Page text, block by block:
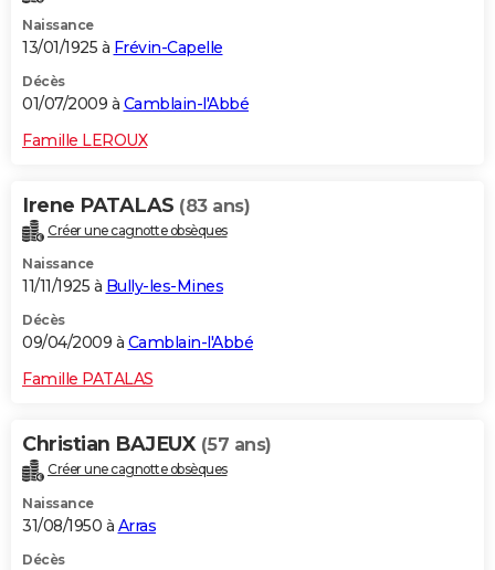
Naissance
13/01/1925 à Frévin-Capelle
Décès
01/07/2009 à Camblain-l'Abbé
Famille LEROUX
Irene PATALAS (83 ans)
Créer une cagnotte obsèques
Naissance
11/11/1925 à Bully-les-Mines
Décès
09/04/2009 à Camblain-l'Abbé
Famille PATALAS
Christian BAJEUX (57 ans)
Créer une cagnotte obsèques
Naissance
31/08/1950 à Arras
Décès